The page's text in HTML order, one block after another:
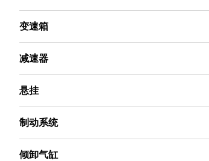
变速箱
减速器
悬挂
制动系统
倾卸气缸